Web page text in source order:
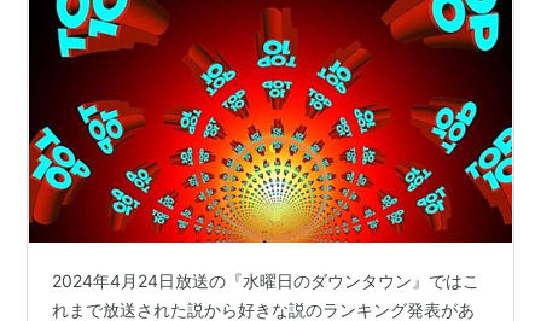
2024年4月24日放送の『水曜日のダウンタウン』ではこ
れまで放送された説から好きな説のランキング発表があ